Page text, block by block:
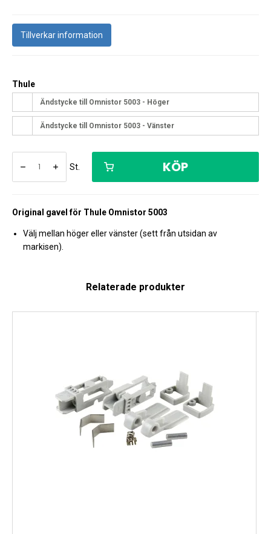
Tillverkar information
Thule
Ändstycke till Omnistor 5003 - Höger
Ändstycke till Omnistor 5003 - Vänster
St. KÖP
Original gavel för Thule Omnistor 5003
Välj mellan höger eller vänster (sett från utsidan av
markisen).
Relaterade produkter